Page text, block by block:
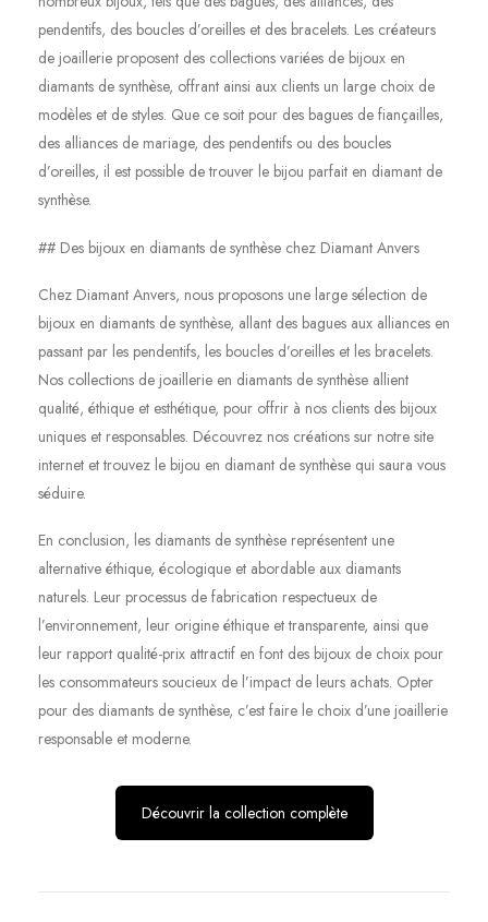
pendentifs, des boucles d’oreilles et des bracelets. Les créateurs
de joaillerie proposent des collections variées de bijoux en
diamants de synthèse, offrant ainsi aux clients un large choix de
modèles et de styles. Que ce soit pour des bagues de fiançailles,
des alliances de mariage, des pendentifs ou des boucles
d’oreilles, il est possible de trouver le bijou parfait en diamant de
synthèse.
## Des bijoux en diamants de synthèse chez Diamant Anvers
Chez Diamant Anvers, nous proposons une large sélection de
bijoux en diamants de synthèse, allant des bagues aux alliances en
passant par les pendentifs, les boucles d’oreilles et les bracelets.
Nos collections de joaillerie en diamants de synthèse allient
qualité, éthique et esthétique, pour offrir à nos clients des bijoux
uniques et responsables. Découvrez nos créations sur notre site
internet et trouvez le bijou en diamant de synthèse qui saura vous
séduire.
En conclusion, les diamants de synthèse représentent une
alternative éthique, écologique et abordable aux diamants
naturels. Leur processus de fabrication respectueux de
l’environnement, leur origine éthique et transparente, ainsi que
leur rapport qualité-prix attractif en font des bijoux de choix pour
les consommateurs soucieux de l’impact de leurs achats. Opter
pour des diamants de synthèse, c’est faire le choix d’une joaillerie
responsable et moderne.
Découvrir la collection complète